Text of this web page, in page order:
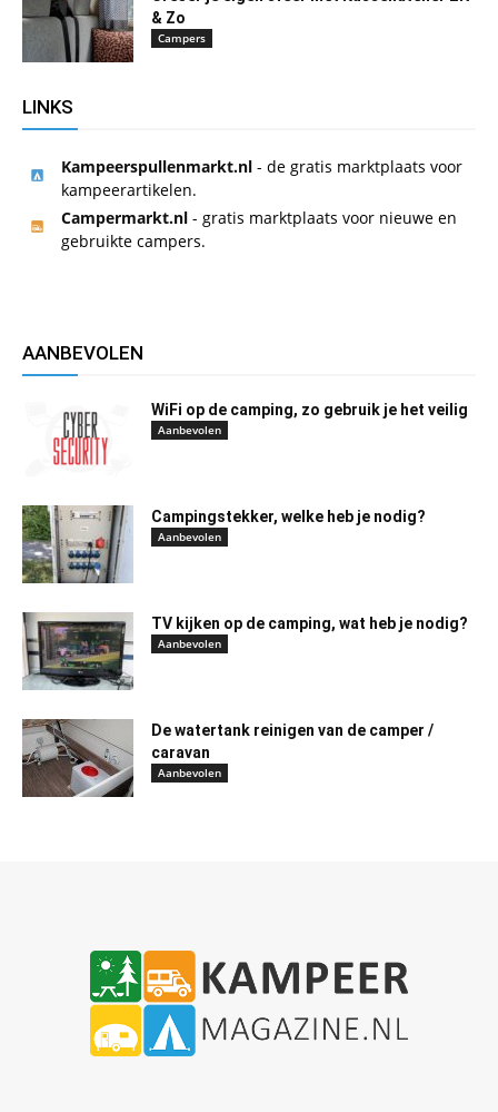
& Zo
Campers
LINKS
Kampeerspullenmarkt.nl - de gratis marktplaats voor
kampeerartikelen.
Campermarkt.nl - gratis marktplaats voor nieuwe en
gebruikte campers.
AANBEVOLEN
WiFi op de camping, zo gebruik je het veilig
Aanbevolen
Campingstekker, welke heb je nodig?
Aanbevolen
TV kijken op de camping, wat heb je nodig?
Aanbevolen
De watertank reinigen van de camper /
caravan
Aanbevolen